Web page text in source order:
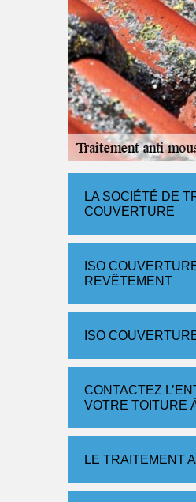
LA SOCIÉTÉ DE
COUVERTURE
ISO
REVÊTEMENT
ISO
CONTACTEZ
VOTRE TOITURE
LE TRAITEMENT